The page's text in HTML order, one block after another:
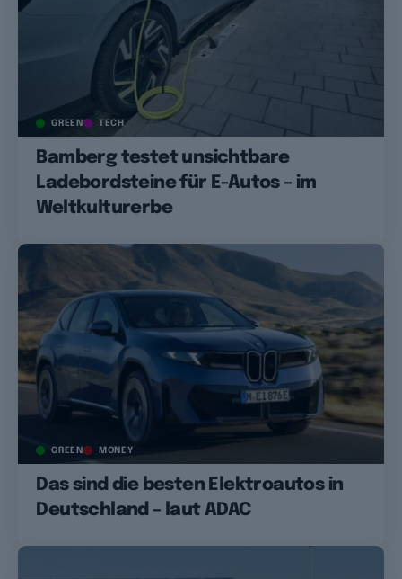
GREEN TECH
Bamberg testet unsichtbare
Ladebordsteine für E-Autos – im
Weltkulturerbe
GREEN MONEY
Das sind die besten Elektroautos in
Deutschland – laut ADAC